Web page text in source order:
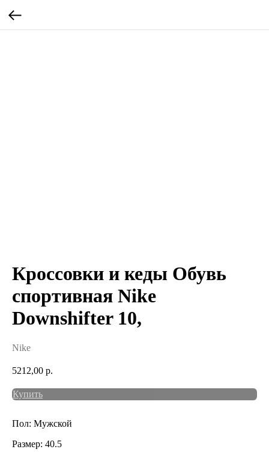
Кроссовки и кеды Обувь
спортивная Nike
Downshifter 10,
Nike
5212,00 р.
Купить
Пол: Мужской
Размер: 40.5